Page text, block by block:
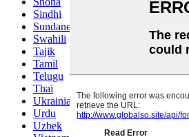
Sindhi
Sundanese
Swahili
Tajik
Tamil
Telugu
Thai
Ukrainian
Urdu
Uzbek